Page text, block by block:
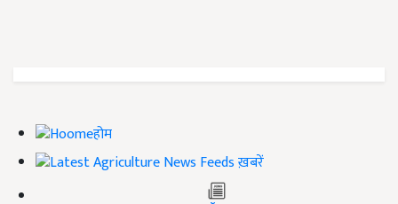
होम
ख़बरें